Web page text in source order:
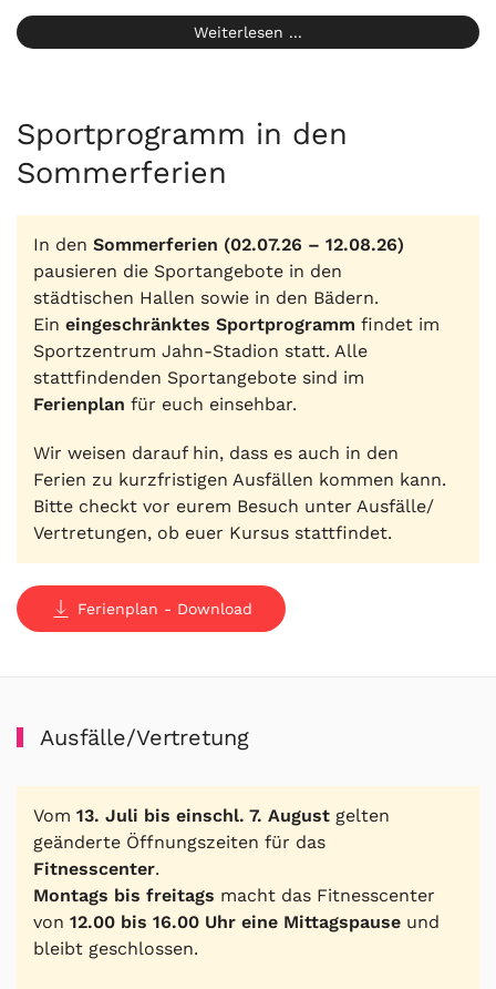
Weiterlesen ...
Sportprogramm in den
Sommerferien
In den Sommerferien (02.07.26 – 12.08.26)
pausieren die Sportangebote in den
städtischen Hallen sowie in den Bädern.
Ein eingeschränktes Sportprogramm findet im
Sportzentrum Jahn-Stadion statt. Alle
stattfindenden Sportangebote sind im
Ferienplan für euch einsehbar.
Wir weisen darauf hin, dass es auch in den
Ferien zu kurzfristigen Ausfällen kommen kann.
Bitte checkt vor eurem Besuch unter Ausfälle/
Vertretungen, ob euer Kursus stattfindet.
Ferienplan - Download
Ausfälle/Vertretung
Vom 13. Juli bis einschl. 7. August gelten
geänderte Öffnungszeiten für das
Fitnesscenter.
Montags bis freitags macht das Fitnesscenter
von 12.00 bis 16.00 Uhr eine Mittagspause und
bleibt geschlossen.